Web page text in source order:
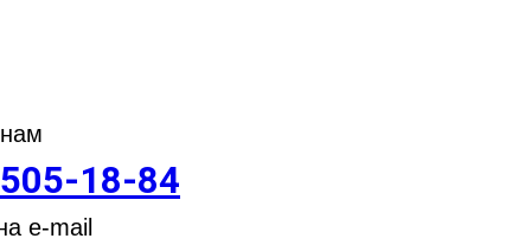
18-84
e-mail